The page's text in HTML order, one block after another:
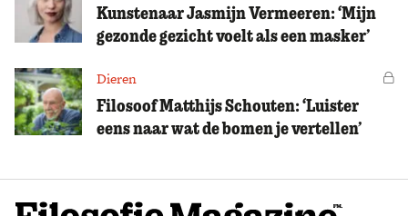
Kunstenaar Jasmijn Vermeeren: ‘Mijn
gezonde gezicht voelt als een masker’
Dieren
Filosoof Matthijs Schouten: ‘Luister
eens naar wat de bomen je vertellen’